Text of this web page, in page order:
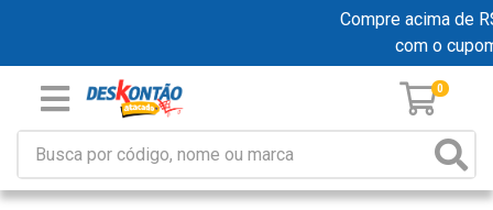
Compre acima de
com o
0